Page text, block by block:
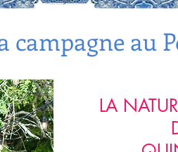
campagne au
LA